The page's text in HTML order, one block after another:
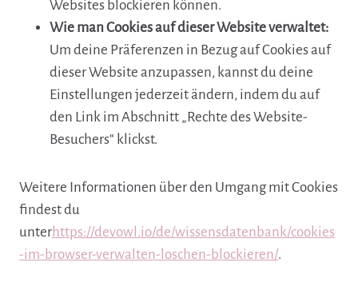
Websites blockieren können.
Wie man Cookies auf dieser Website verwaltet:
Um deine Präferenzen in Bezug auf Cookies auf
dieser Website anzupassen, kannst du deine
Einstellungen jederzeit ändern, indem du auf
den Link im Abschnitt „Rechte des Website-
Besuchers“ klickst.
Weitere Informationen über den Umgang mit Cookies
findest du
unterhttps://devowl.io/de/wissensdatenbank/cookies
-im-browser-verwalten-loschen-blockieren/.